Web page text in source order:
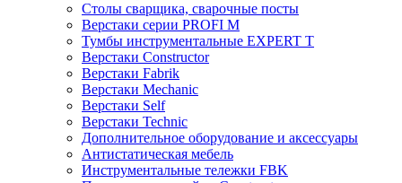
Столы сварщика, сварочные посты
Верстаки серии PROFI M
Тумбы инструментальные EXPERT T
Верстаки Constructor
Верстаки Fabrik
Верстаки Mechanic
Верстаки Self
Верстаки Technic
Дополнительное оборудование и аксессуары
Антистатическая мебель
Инструментальные тележки FBK